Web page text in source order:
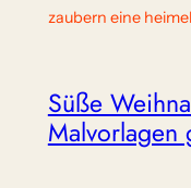
zaubern eine
Süße
Malvorlagen